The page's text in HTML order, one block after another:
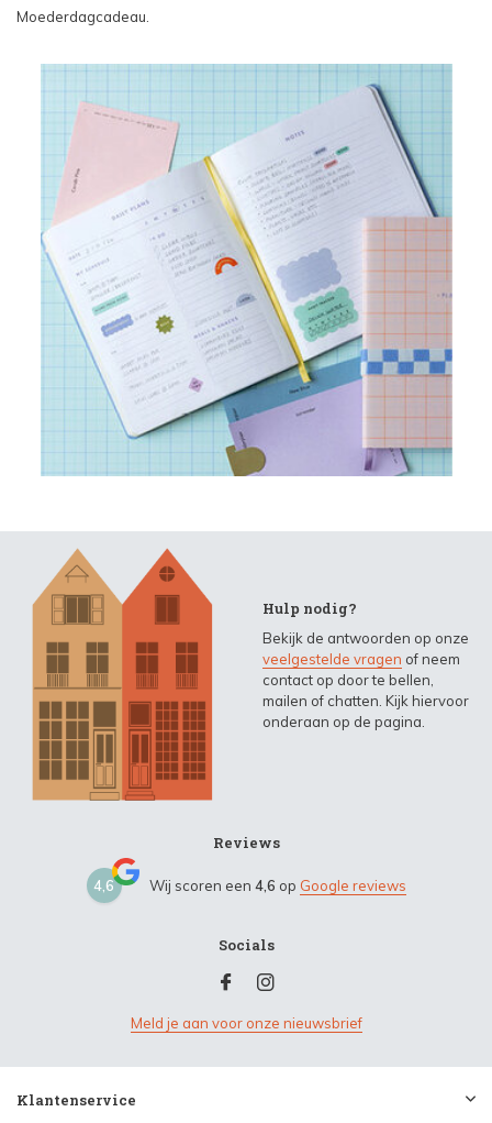
Moederdagcadeau.
Hulp nodig?
Bekijk de antwoorden op onze
veelgestelde vragen of neem
contact op door te bellen,
mailen of chatten. Kijk hiervoor
onderaan op de pagina.
Reviews
4,6 Wij scoren een 4,6 op Google reviews
Socials
Meld je aan voor onze nieuwsbrief
Klantenservice